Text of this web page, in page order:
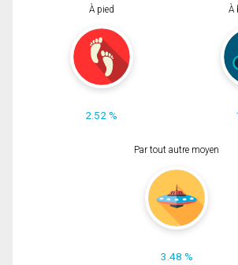
À pied
2.52 %
À
Par tout autre moyen
3.48 %